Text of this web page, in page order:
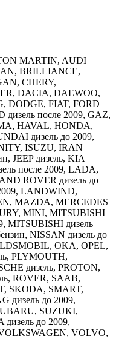
MARTIN, AUDI
BRILLIANCE,
CHERY,
DACIA, DAEWOO,
DODGE, FIAT, FORD
дизель после 2009, GAZ,
HAVAL, HONDA,
дизель до 2009,
ISUZU, IRAN
JEEP дизель, KIA
после 2009, LADA,
ROVER дизель до
LANDWIND,
MAZDA, MERCEDES
MINI, MITSUBISHI
MITSUBISHI дизель
NISSAN дизель до
OKA, OPEL,
PLYMOUTH,
дизель, PROTON,
ROVER, SAAB,
SKODA, SMART,
дизель до 2009,
SUZUKI,
до 2009,
VOLVO,